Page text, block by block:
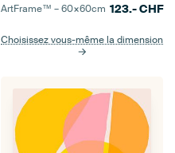
ArtFrame™ –60×60cm 123.-CHF
Choisissez vous-même la dimension